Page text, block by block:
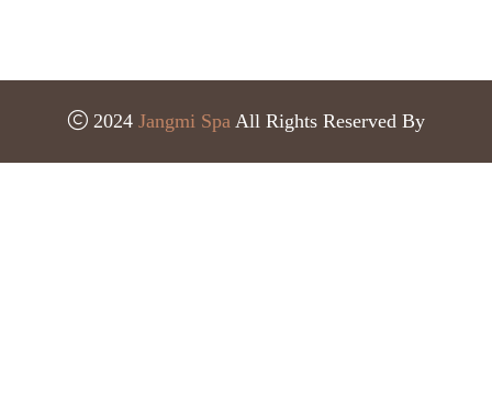
2024 Jangmi Spa All Rights Reserved By